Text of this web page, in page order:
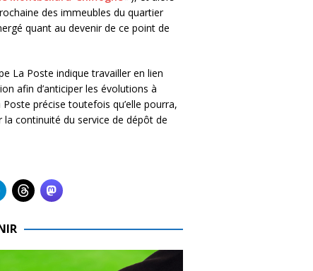
des immeubles du quartier
quant au devenir de ce point de
La Poste indique travailler en lien
afin d’anticiper les évolutions à
précise toutefois qu’elle pourra,
la continuité du service de dépôt de